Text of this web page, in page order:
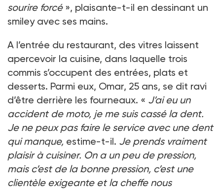
sourire forcé», plaisante-t-il en dessinant un
smiley avec ses mains.
A l’entrée du restaurant, des vitres laissent
apercevoir la cuisine, dans laquelle trois
commis s’occupent des entrées, plats et
desserts. Parmi eux, Omar, 25 ans, se dit ravi
d’être derrière les fourneaux. « J’ai eu un
accident de moto, je me suis cassé la dent.
Je ne peux pas faire le service avec une dent
qui manque, estime-t-il. Je prends vraiment
plaisir à cuisiner. On a un peu de pression,
mais c’est de la bonne pression, c’est une
clientèle exigeante et la cheffe nous